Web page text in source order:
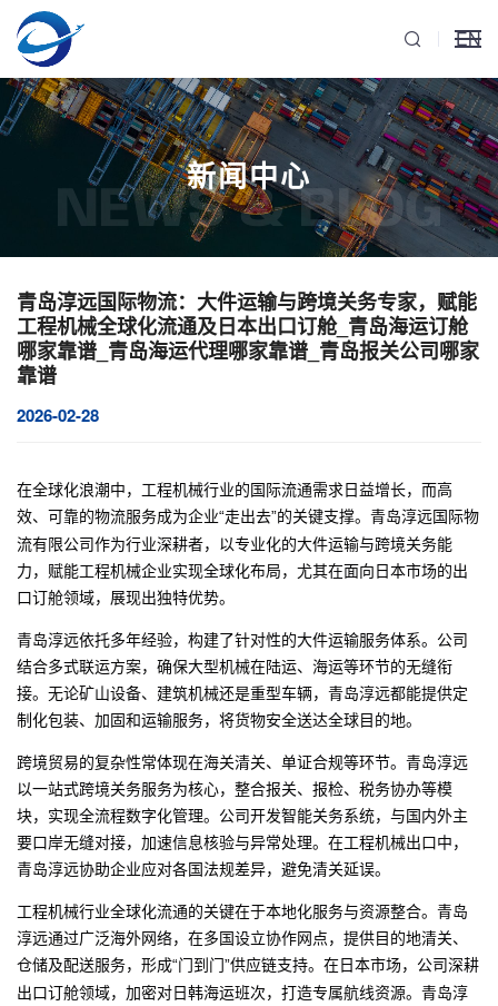
EN
新闻中心
NEWS & BLOG
青岛淳远国际物流：大件运输与跨境关务专家，赋能
工程机械全球化流通及日本出口订舱_青岛海运订舱
哪家靠谱_青岛海运代理哪家靠谱_青岛报关公司哪家
靠谱
2026-02-28
在全球化浪潮中，工程机械行业的国际流通需求日益增长，而高
效、可靠的物流服务成为企业“走出去”的关键支撑。 青岛淳远国际物
流有限公司作为行业深耕者，以专业化的大件运输与跨境关务能
力，赋能工程机械企业实现全球化布局，尤其在面向日本市场的出
口订舱领域，展现出独特优势。
青岛淳远依托多年经验，构建了针对性的大件运输服务体系。公司
结合多式联运方案，确保大型机械在陆运、海运等环节的无缝衔
接。无论矿山设备、建筑机械还是重型车辆，青岛淳远都能提供定
制化包装、加固和运输服务，将货物安全送达全球目的地。
跨境贸易的复杂性常体现在海关清关、单证合规等环节。青岛淳远
以一站式跨境关务服务为核心，整合报关、报检、税务协办等模
块，实现全流程数字化管理。公司开发智能关务系统，与国内外主
要口岸无缝对接，加速信息核验与异常处理。在工程机械出口中，
青岛淳远协助企业应对各国法规差异，避免清关延误。
工程机械行业全球化流通的关键在于本地化服务与资源整合。青岛
淳远通过广泛海外网络，在多国设立协作网点，提供目的地清关、
仓储及配送服务，形成“门到门”供应链支持。在日本市场，公司深耕
出口订舱领域，加密对日韩海运班次，打造专属航线资源。青岛淳